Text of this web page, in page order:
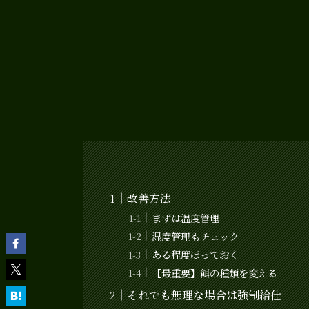
改善方法
まずは温度管理
湿度管理もチェック
ある程度ほっておく
【最重要】餌の種類を変える
それでも無理な場合は強制給仕